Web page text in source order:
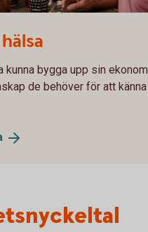
kunna bygga upp sin
de behöver för att